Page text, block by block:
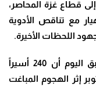
قطاع غزة المحاصر،
مع تناقص الأدوية
اللحظات الأخيرة.
فيما أعلن الجيش الإسرائيلي بوقت سابق اليوم أن 240 أسيراً
إثر الهجوم المباغت